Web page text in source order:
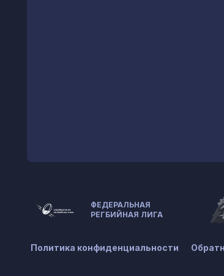
ФЕДЕРАЛЬНАЯ
РЕГБИЙНАЯ ЛИГА
Политика конфиденциальности